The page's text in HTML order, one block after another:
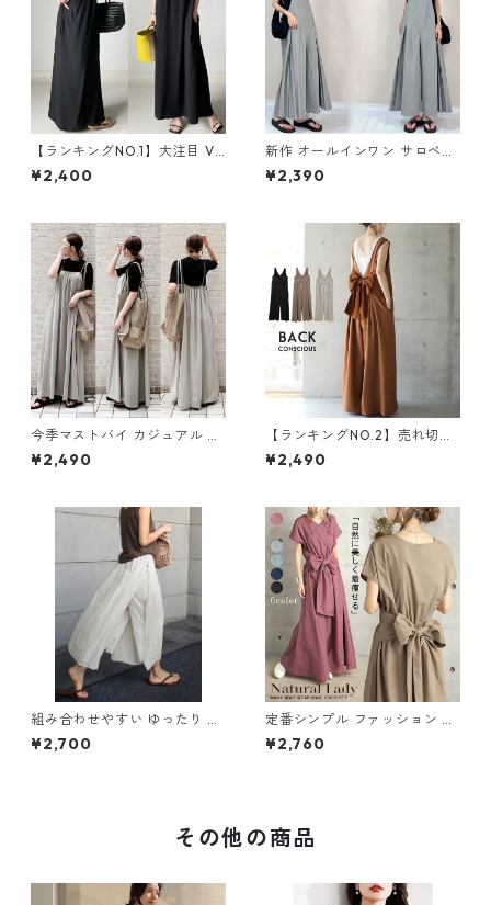
【ランキングNO.1】大注目 V
ネック ノースリーブ ワンピー
ス m-738
¥2,400
新作 オールインワン サロペッ
トパンツ m-462
¥2,390
今季マストバイ カジュアル ゆ
ったりキャミワンピース m-4
65
¥2,490
【ランキングNO.2】売れ切れ
必至 バックリボン4色展開 オ
ールインワン m-385
¥2,490
組み合わせやすい ゆったり キ
ュロットスカート パンツ m-7
63
¥2,700
定番シンプル ファッション 半
袖 バックリボン 6色展開ワン
ピース m-734
¥2,760
その他の商品